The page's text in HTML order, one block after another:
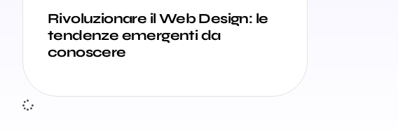
Rivoluzionare il Web Design: le
tendenze emergenti da
conoscere